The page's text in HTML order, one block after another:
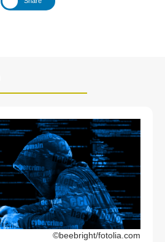
©beebright/fotolia.com